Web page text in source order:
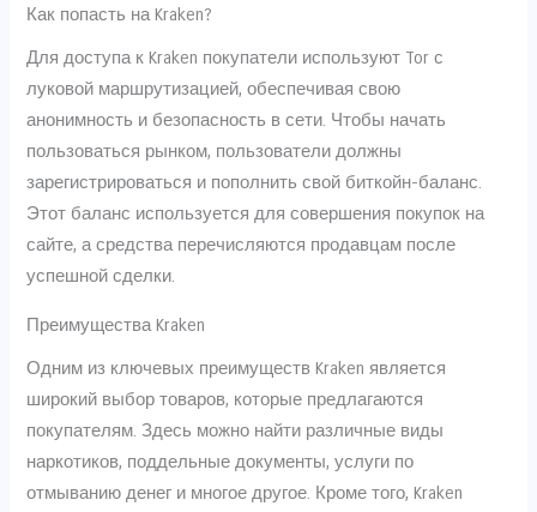
Как попасть на Kraken?
Для доступа к Kraken покупатели используют Tor с
луковой маршрутизацией, обеспечивая свою
анонимность и безопасность в сети. Чтобы начать
пользоваться рынком, пользователи должны
зарегистрироваться и пополнить свой биткойн-баланс.
Этот баланс используется для совершения покупок на
сайте, а средства перечисляются продавцам после
успешной сделки.
Преимущества Kraken
Одним из ключевых преимуществ Kraken является
широкий выбор товаров, которые предлагаются
покупателям. Здесь можно найти различные виды
наркотиков, поддельные документы, услуги по
отмыванию денег и многое другое. Кроме того, Kraken